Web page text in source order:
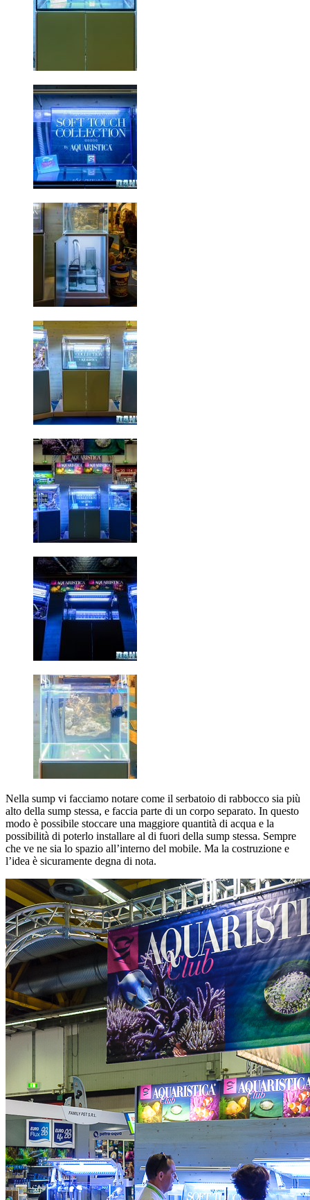
Nella sump vi facciamo notare come il serbatoio di rabbocco sia più
alto della sump stessa, e faccia parte di un corpo separato. In questo
modo è possibile stoccare una maggiore quantità di acqua e la
possibilità di poterlo installare al di fuori della sump stessa. Sempre
che ve ne sia lo spazio all’interno del mobile. Ma la costruzione e
l’idea è sicuramente degna di nota.